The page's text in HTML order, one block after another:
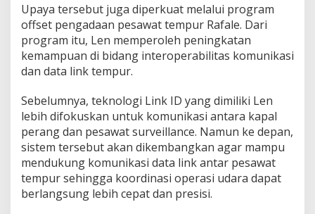
Upaya tersebut juga diperkuat melalui program
offset pengadaan pesawat tempur Rafale. Dari
program itu, Len memperoleh peningkatan
kemampuan di bidang interoperabilitas komunikasi
dan data link tempur.
Sebelumnya, teknologi Link ID yang dimiliki Len
lebih difokuskan untuk komunikasi antara kapal
perang dan pesawat surveillance. Namun ke depan,
sistem tersebut akan dikembangkan agar mampu
mendukung komunikasi data link antar pesawat
tempur sehingga koordinasi operasi udara dapat
berlangsung lebih cepat dan presisi.